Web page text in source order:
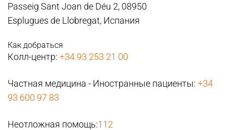
Passeig Sant Joan de Déu 2, 08950
Esplugues de Llobregat, Испания
Как добраться
Колл-центр: +34 93 253 21 00
Частная медицина - Иностранные пациенты: +34
93 600 97 83
Неотложная помощь:112